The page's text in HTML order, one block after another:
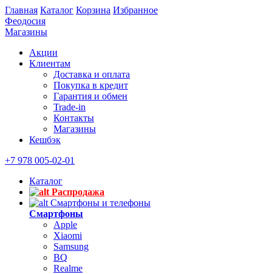
Главная Каталог Корзина Избранное
Феодосия
Магазины
Акции
Клиентам
Доставка и оплата
Покупка в кредит
Гарантия и обмен
Trade-in
Контакты
Магазины
Кешбэк
+7 978 005-02-01
Каталог
Распродажа
Смартфоны и телефоны
Смартфоны
Apple
Xiaomi
Samsung
BQ
Realme